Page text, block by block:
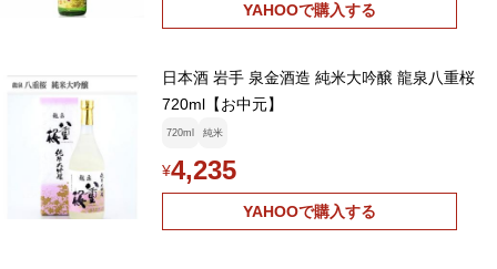
YAHOOで購入する
日本酒 岩手 泉金酒造 純米大吟醸 龍泉八重桜
720ml【お中元】
720ml 純米
¥4,235
YAHOOで購入する